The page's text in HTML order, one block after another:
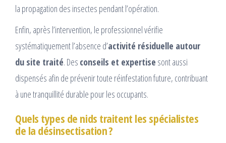
la propagation des insectes pendant l’opération.
Enfin, après l’intervention, le professionnel vérifie
systématiquement l’absence d’activité résiduelle autour
du site traité. Des conseils et expertise sont aussi
dispensés afin de prévenir toute réinfestation future, contribuant
à une tranquillité durable pour les occupants.
Quels types de nids traitent les spécialistes
de la désinsectisation ?